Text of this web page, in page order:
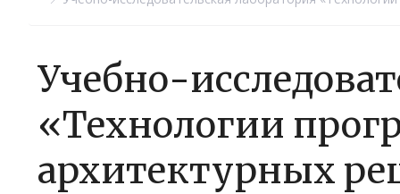
Учебно-
«Технологии
архитектурных